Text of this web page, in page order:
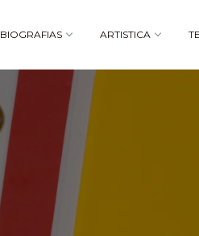
BIOGRAFIAS ARTISTICA